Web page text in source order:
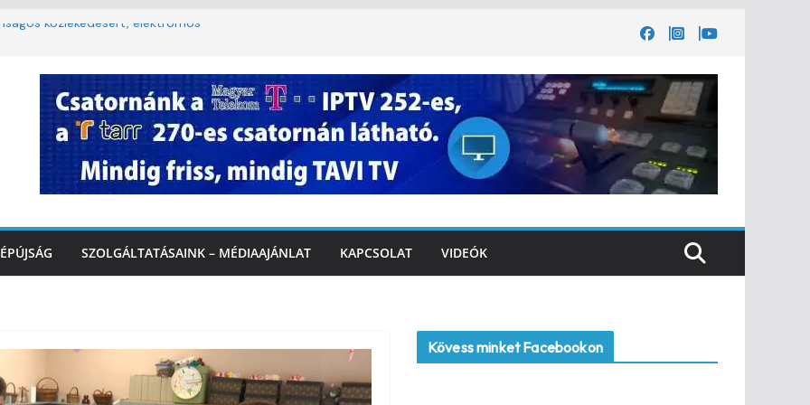
közlekedésért, elektromos
a Rákóczi utcában a hétvégi
3. kerület TVE csapatát fogadta a
a tűzoltók dolgát Marcalinál
SZOLGÁLTATÁSAINK – MÉDIAAJÁNLAT KAPCSOLAT VIDEÓK
Kövess minket Facebookon